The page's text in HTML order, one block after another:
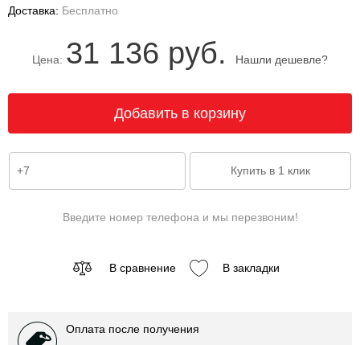
Доставка: Бесплатно
Цена: 31 136 руб. Нашли дешевле?
Введите номер телефона и мы перезвоним!
В сравнение В закладки
Оплата после получения